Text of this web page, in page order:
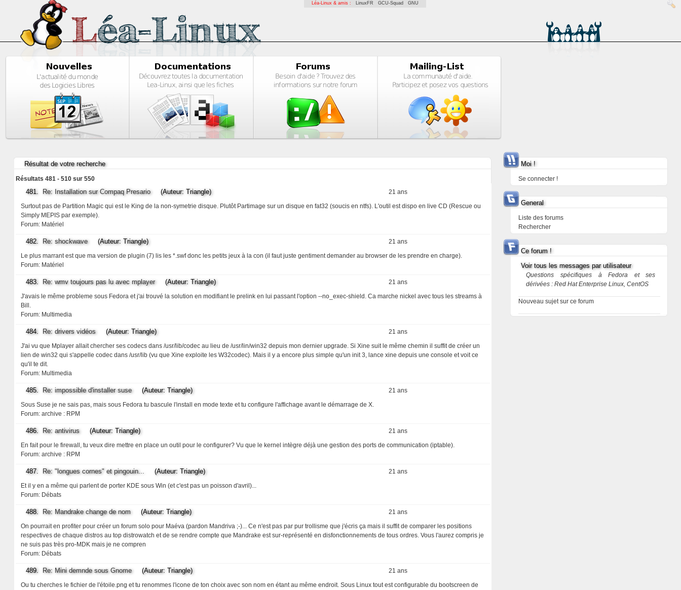
Léa-Linux & amis : LinuxFR GCU-Squad GNU
Résultat de votre recherche
Résultats 481 - 510 sur 550
21 ans
481. Re: Installation sur Compaq Presario(Auteur: Triangle)
Surtout pas de Partition Magic qui est le King de la non-symetrie disque. Plutôt Partimage sur un disque en fat32 (soucis en ntfs). L'outil est dispo en live CD (Rescue ou
Simply MEPIS par exemple).
Forum: Matériel
21 ans
482. Re: shockwave(Auteur: Triangle)
Le plus marrant est que ma version de plugin (7) lis les *.swf donc les petits jeux à la con (il faut juste gentiment demander au browser de les prendre en charge).
Forum: Matériel
21 ans
483. Re: wmv toujours pas lu avec mplayer(Auteur: Triangle)
J'avais le même probleme sous Fedora et j'ai trouvé la solution en modifiant le prelink en lui passant l'option --no_exec-shield. Ca marche nickel avec tous les streams à
Bill.
Forum: Multimedia
21 ans
484. Re: drivers vidéos(Auteur: Triangle)
J'ai vu que Mplayer allait chercher ses codecs dans /usr/lib/codec au lieu de /usr/lin/win32 depuis mon dernier upgrade. Si Xine suit le même chemin il suffit de créer un
lien de win32 qui s'appelle codec dans /usr/lib (vu que Xine exploite les W32codec). Mais il y a encore plus simple qu'un init 3, lance xine depuis une console et voit ce
qu'il te dit.
Forum: Multimedia
21 ans
485. Re: impossible d'installer suse(Auteur: Triangle)
Sous Suse je ne sais pas, mais sous Fedora tu bascule l'install en mode texte et tu configure l'affichage avant le démarrage de X.
Forum: archive : RPM
21 ans
486. Re: antivirus(Auteur: Triangle)
En fait pour le firewall, tu veux dire mettre en place un outil pour le configurer? Vu que le kernel intègre déjà une gestion des ports de communication (iptable).
Forum: archive : RPM
21 ans
487. Re: "longues cornes" et pingouin... (Auteur: Triangle)
Et il y en a même qui parlent de porter KDE sous Win (et c'est pas un poisson d'avril)...
Forum: Débats
21 ans
488. Re: Mandrake change de nom(Auteur: Triangle)
On pourrait en profiter pour créer un forum solo pour Maéva (pardon Mandriva ;-)... Ce n'est pas par pur trollisme que j'écris ça mais il suffit de comparer les positions
respectives de chaque distros au top distrowatch et de se rendre compte que Mandrake est sur-représenté en disfonctionnements de tous ordres. Vous l'aurez compris je
ne suis pas très pro-MDK mais je ne compren
Forum: Débats
21 ans
489. Re: Mini demnde sous Gnome(Auteur: Triangle)
Ou tu cherches le fichier de l'étoile.png et tu renommes l'icone de ton choix avec son nom en étant au même endroit. Sous Linux tout est configurable du bootscreen de
Moi !
Se connecter !
General
Liste des forums
Rechercher
Ce forum !
Voir tous les messages par utilisateur
Questions spécifiques à Fedora et ses
dérivées : Red Hat Enterprise Linux, CentOS
Nouveau sujet sur ce forum